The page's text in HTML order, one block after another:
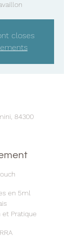
closes
84300
en 5ml
Pratique